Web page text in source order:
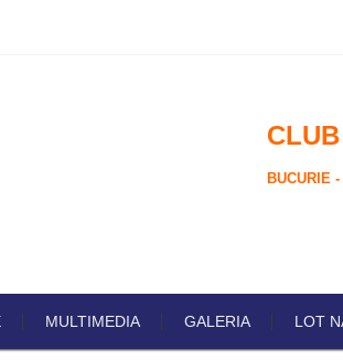
BUCURIE
MULTIMEDIA GALERIA LOT